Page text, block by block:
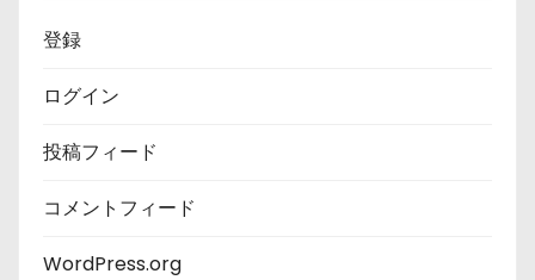
登録
ログイン
投稿フィード
コメントフィード
WordPress.org